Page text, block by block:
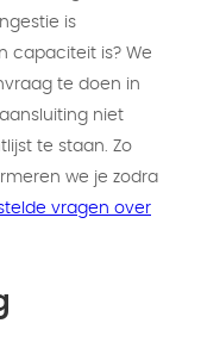
is
capaciteit is? We
te doen in
niet
te staan. Zo
we je zodra
vragen over